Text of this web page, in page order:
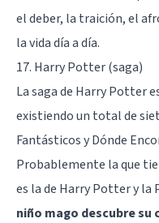
el deber, la traición, el
la vida día a día.
17. Harry Potter (saga)
La saga de Harry Potter
existiendo un total de
Fantásticos y Dónde
Probablemente la que
es la de Harry Potter y la
niño mago descubre su